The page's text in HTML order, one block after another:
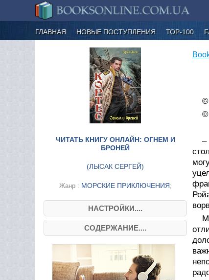
ГЛАВНАЯ НОВЫЕ ПОСТУПЛЕНИЯ ТОР-100
ЧИТАТЬ КНИГУ ОНЛАЙН: ОГНЕМ И
БРОНЕЙ
(ЛЫСАК СЕРГЕЙ)
Жанр : МОРСКИЕ ПРИКЛЮЧЕНИЯ;
НАСТРОЙКИ....
СОДЕРЖАНИЕ....
©
©
–